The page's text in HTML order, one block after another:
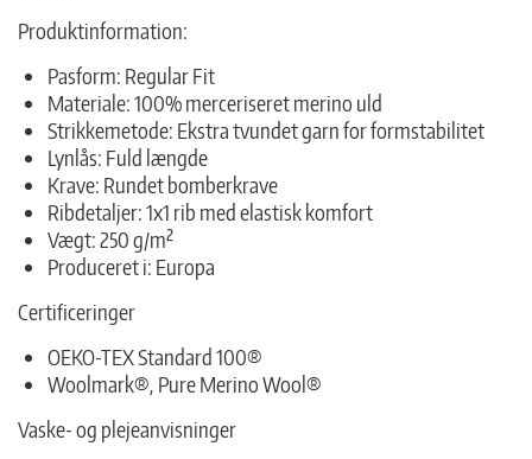
Produktinformation:
Pasform: Regular Fit
Materiale: 100% merceriseret merino uld
Strikkemetode: Ekstra tvundet garn for formstabilitet
Lynlås: Fuld længde
Krave: Rundet bomberkrave
Ribdetaljer: 1x1 rib med elastisk komfort
Vægt: 250 g/m²
Produceret i: Europa
Certificeringer
OEKO-TEX Standard 100®
Woolmark®, Pure Merino Wool®
Vaske- og plejeanvisninger